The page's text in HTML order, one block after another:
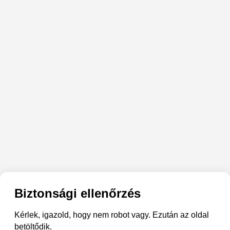
Biztonsági ellenőrzés
Kérlek, igazold, hogy nem robot vagy. Ezután az oldal
betöltődik.